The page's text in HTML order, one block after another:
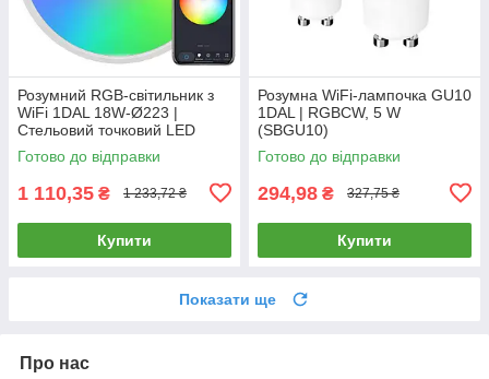
Розумний RGB-світильник з
WiFi 1DAL 18W-Ø223 |
Стельовий точковий LED
світильник Tuya
Готово до відправки
1 110,35 ₴ 1 233,72 ₴
Купити
Розумна WiFi-лампочка GU10
1DAL | RGBCW, 5 W
(SBGU10)
Готово до відправки
294,98 ₴ 327,75 ₴
Купити
Показати ще
Про нас